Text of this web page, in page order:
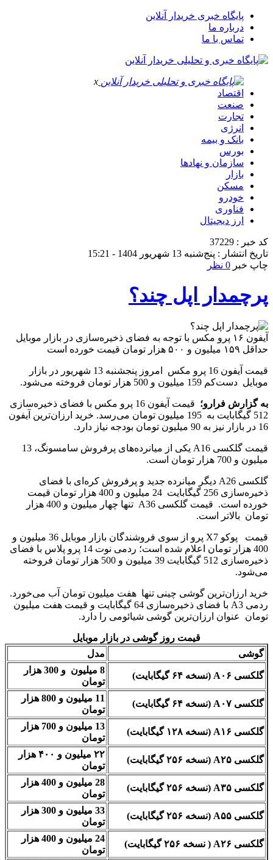
پایگاه خبری خریدار آنلاین
درباره ما
تماس با ما
x
اقتصاد
صنعت
تجارت
انرژی
بانک و بیمه
بورس
سازمان و نهادها
بازار
مسکن
خودرو
فناوری
ارز دیجیتال
کد خبر : 37229
تاریخ انتشار : پنج‌شنبه 13 شهریور 1404 - 15:21
چاپ خبر 0 نظر
پرچمدار اپل چند؟
آیفون ۱۶ پرو مکس با توجه به فضای ذخیره‌سازی در بازار موبایل
حداقل ۱۵۹ میلیون و ۵۰۰ هزار تومان قیمت خورده است
قیمت آیفون 16 پرو مکس امروز پنجشنبه 13 شهریور در بازار
موبایل دست‌کم 159 میلیون و 500 هزار تومان فروخته می‌شود.
به گزارش فرارو؛
قیمت آیفون 16 پرو مکس با فضای ذخیره‌سازی
512 گیگابایت به 195 میلیون تومان می‌رسد. خرید ارزان‌ترین آیفون
16 در بازار نیز به 90 میلیون تومان بودجه نیاز دارد.
قیمت گلکسی A16 یکی از میانرده‌های پرفروش سامسونگ، 13
میلیون و 700 هزار تومان است.
گلکسی A26 دیگر میانرده جدید و پرفروش کره‌ای با فضای
ذخیره‌سازی 256 گیگابایت 24 میلیون و 400 هزار تومان قیمت
خورده است. قیمت گلکسی A36 تنها چهار میلیون و 400 هزار
تومان بالاتر است.
قیمت پوکو X7 پرو از سوی فروشندگان بازار موبایل 36 میلیون و
400 هزار تومان اعلام شده است؛ ردمی نوت 14 پرو پلاس با فضای
ذخیره‌سازی 512 گیگابایت 39 میلیون و 500 هزار تومان فروخته
می‌شود.
خرید ارزان‌ترین گوشی چینی تنها هفت میلیون تومان آب می‌خورد.
ردمی A3 با فضای ذخیره‌سازی 64 گیگابایت و قیمت هفت میلیون
تومان عنوان ارزان‌ترین گوشی شیائومی را دارد.
قیمت روز گوشی در بازار موبایل
گوشی
مدل
گلکسی A۰۶ (نسخه ۶۴ گیگابایت)
8 میلیون و 300 هزار
تومان
گلکسی A۰۷ (نسخه ۶۴ گیگابایت)
11 میلیون و 800 هزار
تومان
گلکسی A۱۶ (نسخه ۱۲۸ گیگابایت)
13 میلیون و 700 هزار
تومان
گلکسی A۲۵ (نسخه ۲۵۶ گیگابایت)
۲۲ میلیون و ۴۰۰ هزار
تومان
گلکسی A۳۵ (نسخه ۲۵۶ گیگابایت)
28 میلیون و 400 هزار
تومان
گلکسی A۵۵ (نسخه ۲۵۶ گیگابایت)
33 میلیون و 300 هزار
تومان
گلکسی A۲۶ ( نسخه ۲۵۶ گیگابایت)
24 میلیون و 400 هزار
تومان